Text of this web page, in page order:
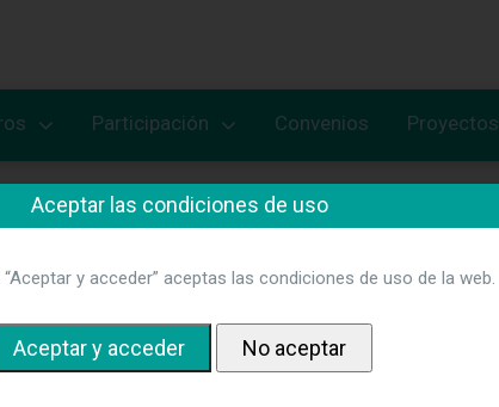
Participación Convenios Proyectos
Aceptar las condiciones de uso
y acceder” aceptas las condiciones de uso de la web.